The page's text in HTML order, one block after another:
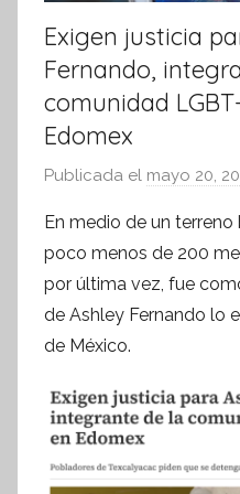
Exigen justicia
Fernando,
comunidad
Edomex
Publicada el mayo 20,
En medio de un
poco menos de 200
por última vez, fue
de Ashley Fernando lo
de México.